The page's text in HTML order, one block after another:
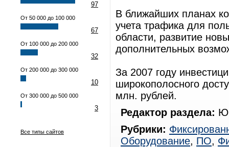
97
От 50 000 до 100 000
67
От 100 000 до 200 000
32
От 200 000 до 300 000
10
От 300 000 до 500 000
3
Все типы сайтов
В ближайших планах
учета трафика для
области, развитие
дополнительных
За 2007 году
широкополосного
млн. рублей.
Редактор раздела:
Рубрики:
Оборудование, ПО,